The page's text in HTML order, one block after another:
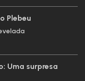
Plebeu
Uma surpresa